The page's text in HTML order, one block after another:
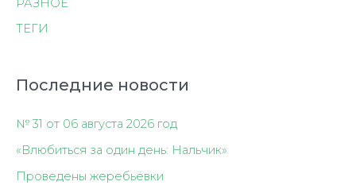
РАЗНОЕ
ТЕГИ
Последние новости
№ 31 от 06 августа 2026 год
«Влюбиться за один день: Нальчик»
Проведены жеребьёвки